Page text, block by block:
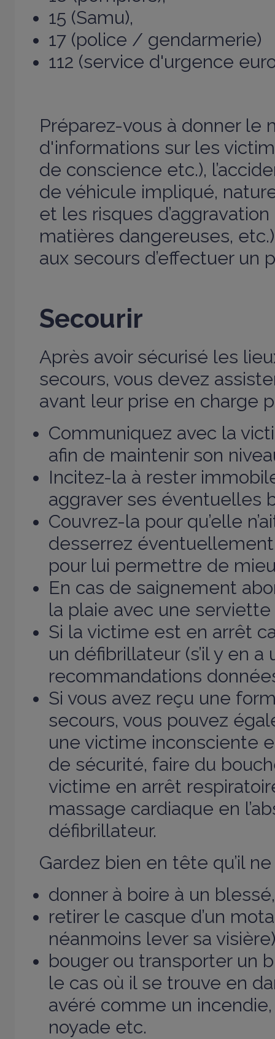
15 (Samu),
17 (police / gendarmerie)
112 (service d'urgence
Préparez-vous à donner le
d'informations sur les
de conscience etc.),
de véhicule impliqué,
et les risques d’aggravation
matières dangereuses,
aux secours d’effectuer un
Secourir
Après avoir sécurisé les
secours, vous devez
avant leur prise en charge
Communiquez avec la
afin de maintenir son
Incitez-la à rester
aggraver ses éventuelles
Couvrez-la pour qu’elle
desserrez
pour lui permettre de
En cas de saignement
la plaie avec une
Si la victime est en arrêt
un défibrillateur (s’il y en
recommandations
Si vous avez reçu une
secours, vous pouvez
une victime inconsciente
de sécurité, faire du
victime en arrêt
massage cardiaque en
défibrillateur.
Gardez bien en tête qu’il
donner à boire à un blessé,
retirer le casque d’un
néanmoins lever sa
bouger ou transporter un
le cas où il se trouve en
avéré comme un
noyade etc.